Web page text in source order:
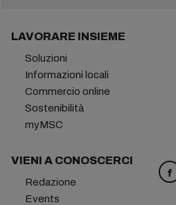
LAVORARE INSIEME
Soluzioni
Informazioni locali
Commercio online
Sostenibilità
myMSC
VIENI A CONOSCERCI
Redazione
Events